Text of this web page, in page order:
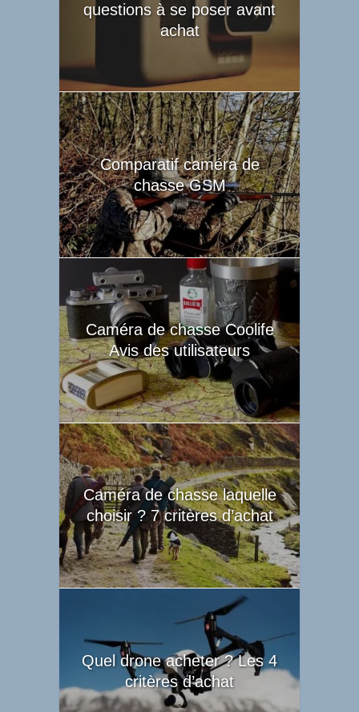
questions à se poser avant
achat
Comparatif caméra de
chasse GSM
Caméra de chasse Coolife
Avis des utilisateurs
Caméra de chasse laquelle
choisir ? 7 critères d’achat
Quel drone acheter ? Les 4
critères d’achat